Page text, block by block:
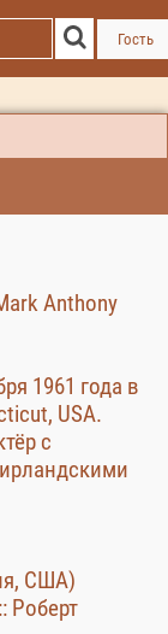
Гость
Anthony
1961 года в
USA.
с
США)
Роберт